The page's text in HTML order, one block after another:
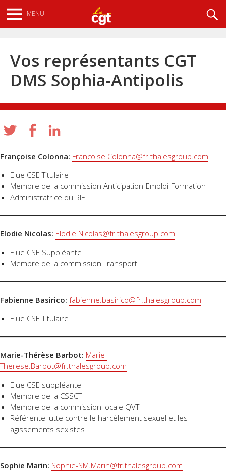
au
contenu
MENU
Vos représentants CGT
DMS Sophia-Antipolis
Françoise Colonna: Francoise.Colonna@fr.thalesgroup.com
Elue CSE Titulaire
Membre de la commission Anticipation-Emploi-Formation
Administratrice du RIE
Elodie Nicolas: Elodie.Nicolas@fr.thalesgroup.com
Elue CSE Suppléante
Membre de la commission Transport
Fabienne Basirico: fabienne.basirico@fr.thalesgroup.com
Elue CSE Titulaire
Marie-Thérèse Barbot: Marie-
Therese.Barbot@fr.thalesgroup.com
Elue CSE suppléante
Membre de la CSSCT
Membre de la commission locale QVT
Référente lutte contre le harcèlement sexuel et les
agissements sexistes
Sophie Marin: Sophie-SM.Marin@fr.thalesgroup.com